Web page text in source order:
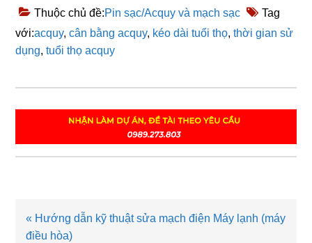
Thuộc chủ đề:Pin sạc/Acquy và mạch sạc
Tag
với:acquy,cân bằng acquy, kéo dài tuổi thọ,thời gian sử
dụng,tuổi thọ acquy
Bài
viết
« Hướng dẫn kỹ thuật sửa mạch điện Máy lạnh (máy
điều hòa)